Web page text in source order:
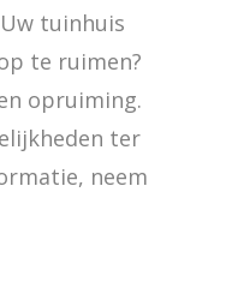
tuinhuis
te ruimen?
opruiming.
ter
neem